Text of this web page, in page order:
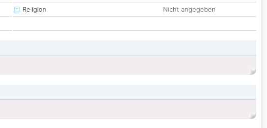
Religion
Nicht angegeben